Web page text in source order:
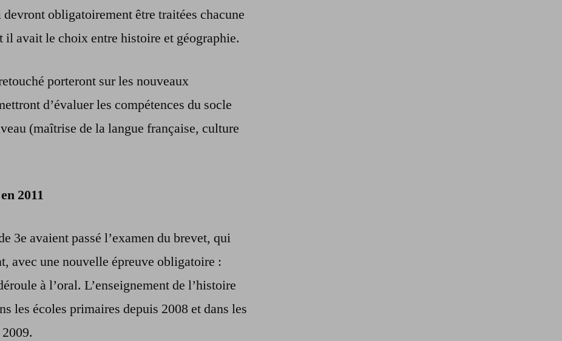
obligatoirement être traitées chacune
il avait le choix entre histoire et géographie.
porteront sur les nouveaux
d’évaluer les compétences du socle
(maîtrise de la langue française, culture
2011
3e avaient passé l’examen du brevet, qui
avec une nouvelle épreuve obligatoire :
à l’oral. L’enseignement de l’histoire
les écoles primaires depuis 2008 et dans les